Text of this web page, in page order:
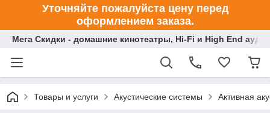
Уточняйте пожалуйста цену перед
оформлением заказа.
Мега Скидки - домашние кинотеатры, Hi-Fi и High End
Товары и услуги Акустические системы Активная